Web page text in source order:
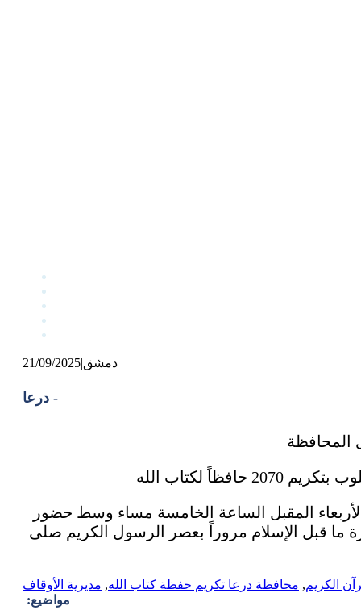
21/09/2025|دمشق
درعا -
المقبل الساعة الخامسة مساء وسط حضور
قبل الإسلام مروراً بعصر الرسول الكريم صلى
, محافظة درعا تكريم حفظة كتاب الله, مديرية الأوقاف
مواضيع: